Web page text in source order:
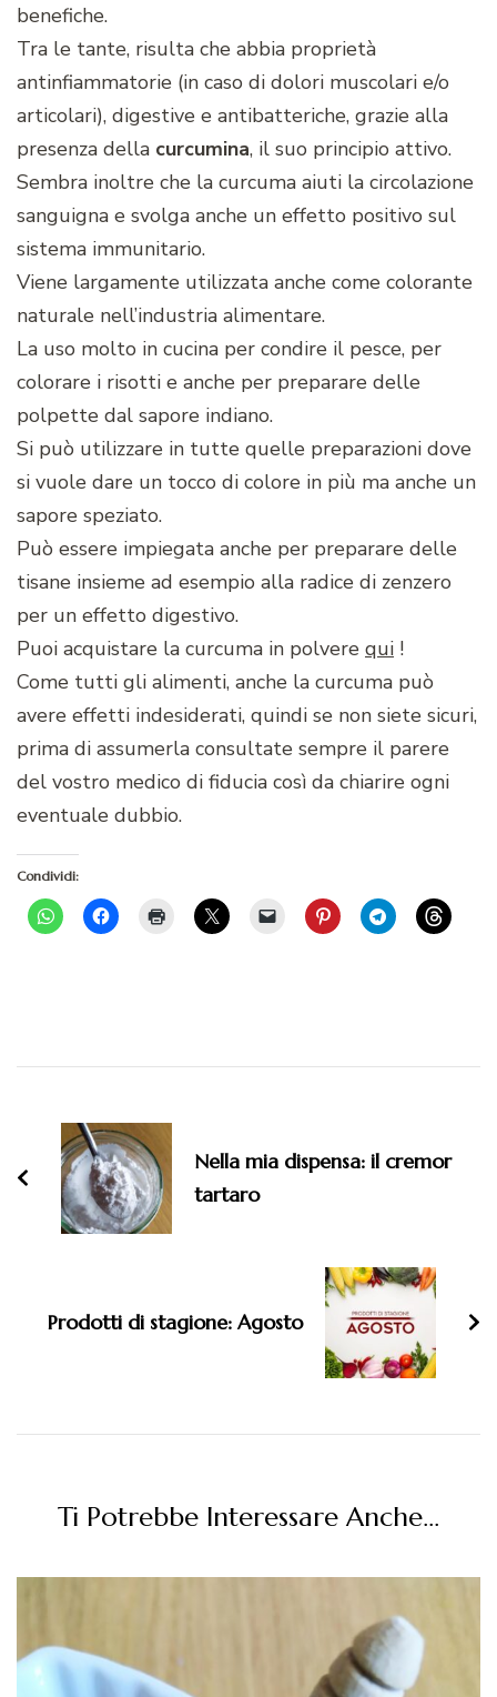
benefiche.
Tra le tante, risulta che abbia proprietà
antinfiammatorie (in caso di dolori muscolari e/o
articolari), digestive e antibatteriche, grazie alla
presenza della curcumina, il suo principio attivo.
Sembra inoltre che la curcuma aiuti la circolazione
sanguigna e svolga anche un effetto positivo sul
sistema immunitario.
Viene largamente utilizzata anche come colorante
naturale nell’industria alimentare.
La uso molto in cucina per condire il pesce, per
colorare i risotti e anche per preparare delle
polpette dal sapore indiano.
Si può utilizzare in tutte quelle preparazioni dove
si vuole dare un tocco di colore in più ma anche un
sapore speziato.
Può essere impiegata anche per preparare delle
tisane insieme ad esempio alla radice di zenzero
per un effetto digestivo.
Puoi acquistare la curcuma in polvere qui !
Come tutti gli alimenti, anche la curcuma può
avere effetti indesiderati, quindi se non siete sicuri,
prima di assumerla consultate sempre il parere
del vostro medico di fiducia così da chiarire ogni
eventuale dubbio.
Condividi:
articoli
Nella mia dispensa: il cremor
tartaro
Prodotti di stagione: Agosto
Ti Potrebbe Interessare Anche...